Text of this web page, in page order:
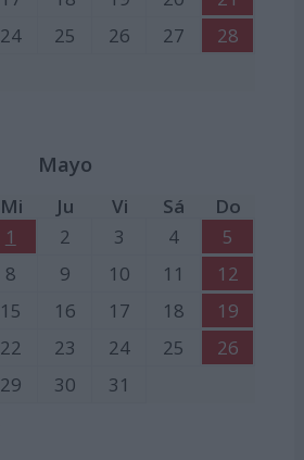
24 25 26 27
28
Mayo
Mi Ju Vi Sá
Do
1
2 3 4
5
8 9 10 11
12
15 16 17 18
19
22 23 24 25
26
29 30 31